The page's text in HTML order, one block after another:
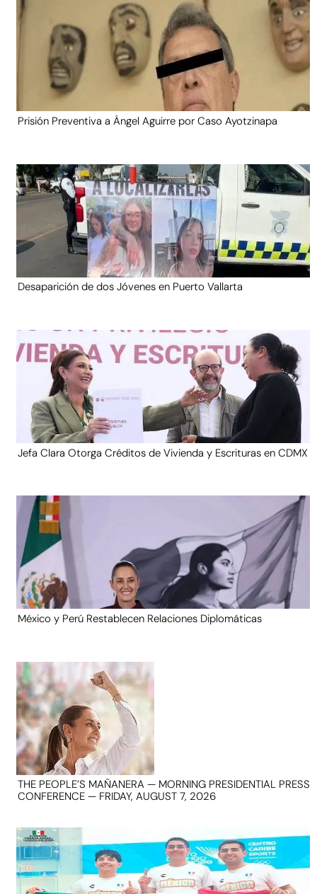
Prisión Preventiva a Ángel Aguirre por Caso Ayotzinapa
Desaparición de dos Jóvenes en Puerto Vallarta
Jefa Clara Otorga Créditos de Vivienda y Escrituras en CDMX
México y Perú Restablecen Relaciones Diplomáticas
THE PEOPLE’S MAÑANERA — MORNING PRESIDENTIAL PRESS
CONFERENCE — FRIDAY, AUGUST 7, 2026